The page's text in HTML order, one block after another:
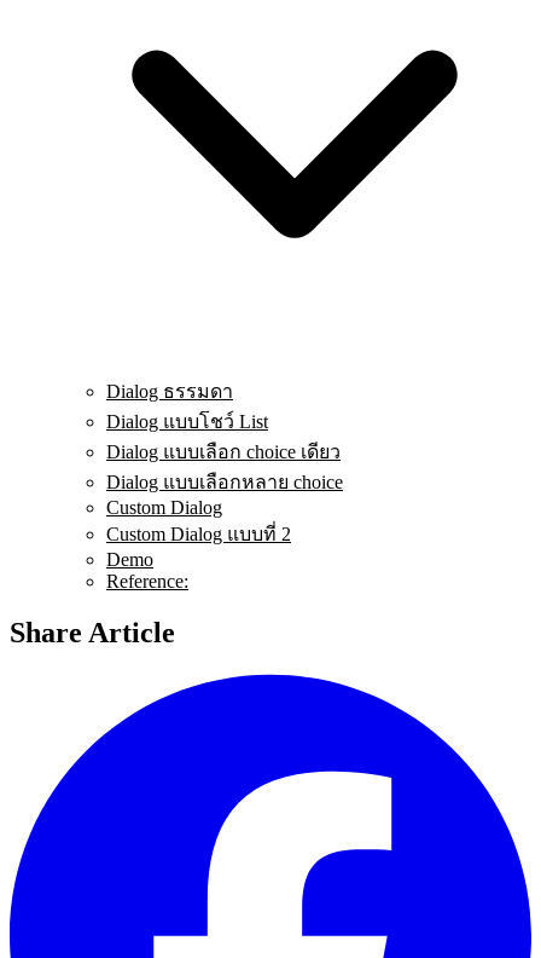
Dialog ธรรมดา
Dialog แบบโชว์ List
Dialog แบบเลือก choice เดียว
Dialog แบบเลือกหลาย choice
Custom Dialog
Custom Dialog แบบที่ 2
Demo
Reference:
Share Article